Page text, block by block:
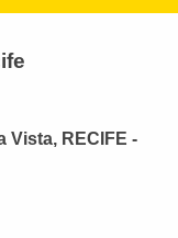
Vista, RECIFE -